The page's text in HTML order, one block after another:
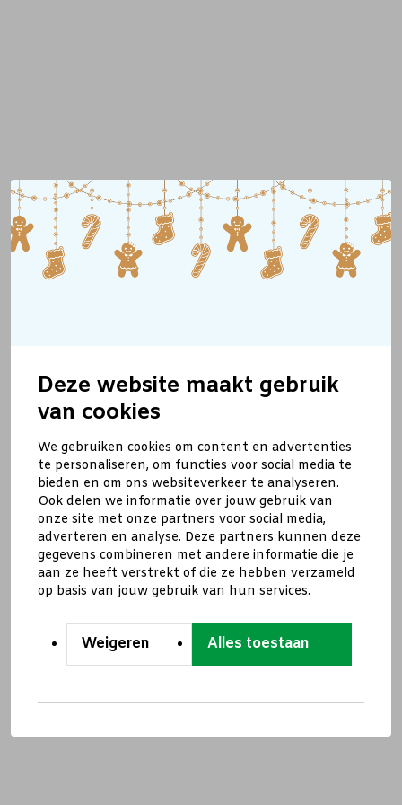
Deze website maakt gebruik
van cookies
We gebruiken cookies om content en advertenties
te personaliseren, om functies voor social media te
bieden en om ons websiteverkeer te analyseren.
Ook delen we informatie over jouw gebruik van
onze site met onze partners voor social media,
adverteren en analyse. Deze partners kunnen deze
gegevens combineren met andere informatie die je
aan ze heeft verstrekt of die ze hebben verzameld
op basis van jouw gebruik van hun services.
Weigeren Alles toestaan